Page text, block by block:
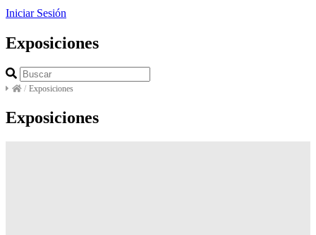
Iniciar Sesión
Exposiciones
/ Exposiciones
Exposiciones